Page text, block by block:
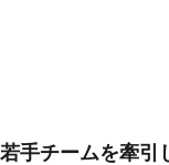
手チームを牽引